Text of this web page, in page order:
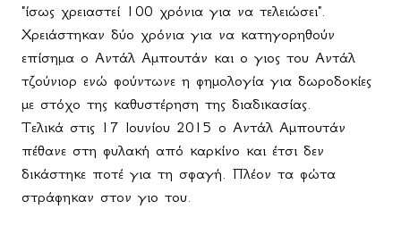
"ίσως χρειαστεί 100 χρόνια για να τελειώσει".
Χρειάστηκαν δύο χρόνια για να κατηγορηθούν
επίσημα ο Αντάλ Αμπουτάν και ο γιος του Αντάλ
τζούνιορ ενώ φούντωνε η φημολογία για δωροδοκίες
με στόχο της καθυστέρηση της διαδικασίας.
Τελικά στις 17 Ιουνίου 2015 ο Αντάλ Αμπουτάν
πέθανε στη φυλακή από καρκίνο και έτσι δεν
δικάστηκε ποτέ για τη σφαγή. Πλέον τα φώτα
στράφηκαν στον γιο του.